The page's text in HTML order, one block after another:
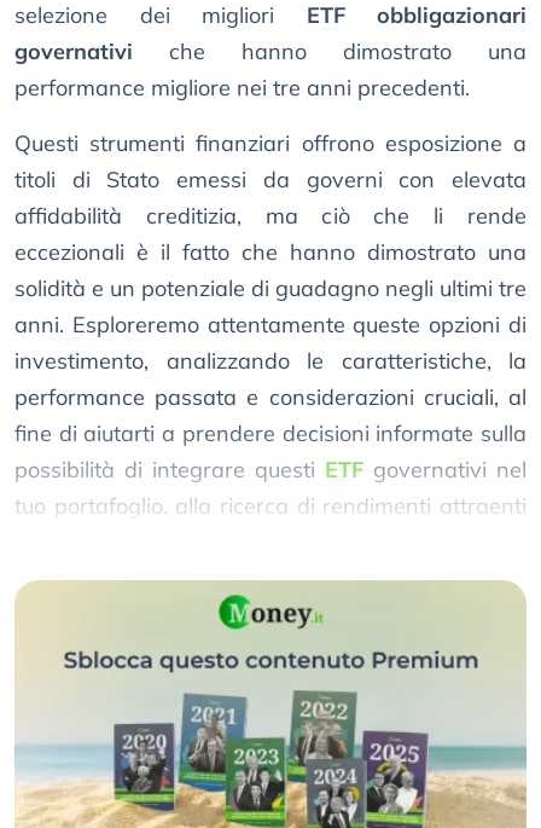
selezione dei migliori ETF obbligazionari
governativi che hanno dimostrato una
performance migliore nei tre anni precedenti.
Questi strumenti finanziari offrono esposizione a
titoli di Stato emessi da governi con elevata
affidabilità creditizia, ma ciò che li rende
eccezionali è il fatto che hanno dimostrato una
solidità e un potenziale di guadagno negli ultimi tre
anni. Esploreremo attentamente queste opzioni di
investimento, analizzando le caratteristiche, la
performance passata e considerazioni cruciali, al
fine di aiutarti a prendere decisioni informate sulla
possibilità di integrare questi ETF governativi nel
tuo portafoglio, alla ricerca di rendimenti attraenti